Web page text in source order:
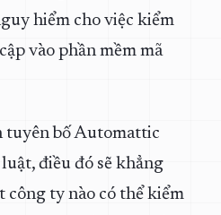
hiểm cho việc kiểm
vào phần mềm mã
tuyên bố Automattic
điều đó sẽ khẳng
ty nào có thể kiểm